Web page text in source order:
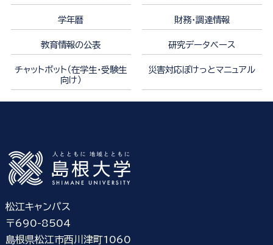
学年暦 財務・調達情報
教育情報の公表 研究データベース
チャットボット（在学生・受験生
向け）
災害対応ぽけっとマニュアル
松江キャンパス
〒690-8504
島根県松江市西川津町1060